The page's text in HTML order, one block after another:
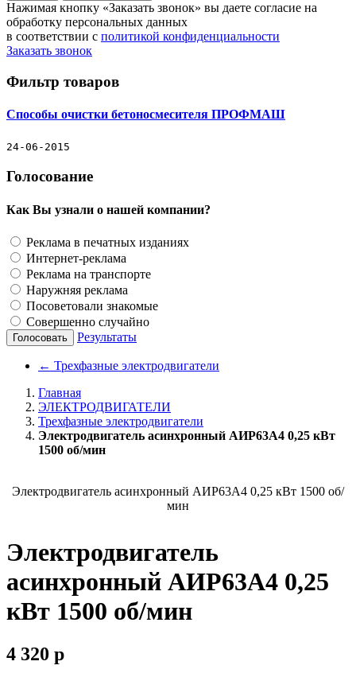
Нажимая кнопку «Заказать звонок» вы даете согласие на
обработку персональных данных
в соответствии с политикой конфиденциальности
Заказать звонок
Фильтр товаров
Способы очистки бетоносмесителя ПРОФМАШ
24-06-2015
Голосование
Как Вы узнали о нашей компании?
Реклама в печатных изданиях
Интернет-реклама
Реклама на транспорте
Наружняя реклама
Посоветовали знакомые
Совершенно случайно
Голосовать Результаты
← Трехфазные электродвигатели
Главная
ЭЛЕКТРОДВИГАТЕЛИ
Трехфазные электродвигатели
Электродвигатель асинхронный АИР63А4 0,25 кВт
1500 об/мин
Электродвигатель асинхронный АИР63А4 0,25 кВт 1500 об/
мин
Электродвигатель
асинхронный АИР63А4 0,25
кВт 1500 об/мин
4 320 p